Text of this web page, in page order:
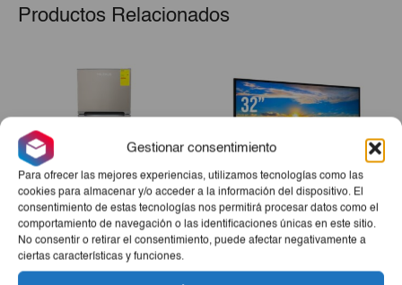
Gestionar consentimiento
Para ofrecer las mejores experiencias, utilizamos tecnologías como las
cookies para almacenar y/o acceder a la información del dispositivo. El
consentimiento de estas tecnologías nos permitirá procesar datos como el
comportamiento de navegación o las identificaciones únicas en este sitio.
No consentir o retirar el consentimiento, puede afectar negativamente a
ciertas características y funciones.
Productos Relacionados
Refrigerador Milexus ML-
RF-WD-16CUFT
Televisor Smart TV Milexus